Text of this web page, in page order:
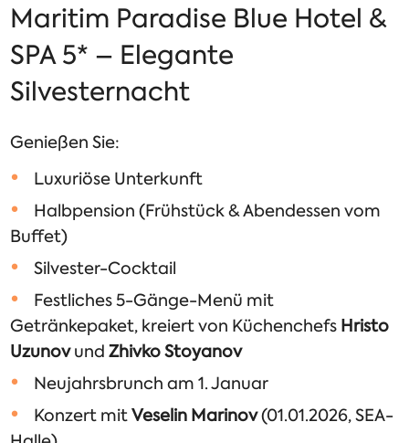
Maritim Paradise Blue Hotel &
SPA 5* – Elegante
Silvesternacht
Genießen Sie:
Luxuriöse Unterkunft
Halbpension (Frühstück & Abendessen vom
Buffet)
Silvester-Cocktail
Festliches 5-Gänge-Menü mit
Getränkepaket, kreiert von Küchenchefs Hristo
UzunovundZhivko Stoyanov
Neujahrsbrunch am 1. Januar
Konzert mitVeselin Marinov(01.01.2026, SEA-